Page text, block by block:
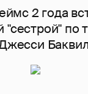
2 года
"сестрой" по